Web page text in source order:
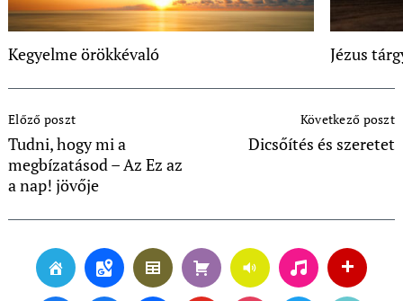
Kegyelme örökkévaló Jézus
Navigation
Előző poszt
Tudni, hogy mi a
megbízatásod – Az Ez az
a nap! jövője
Következő poszt
Dicsőítés és szeretet